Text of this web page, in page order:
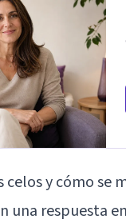
celos y cómo se
una respuesta